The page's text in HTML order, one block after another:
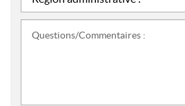
administrative
: